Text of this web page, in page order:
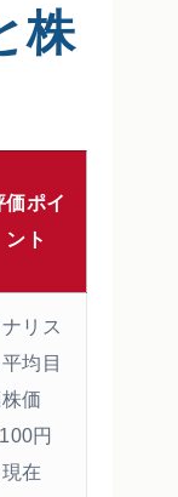
株
価ポイ
ント
リス
平均目
価
円
現在